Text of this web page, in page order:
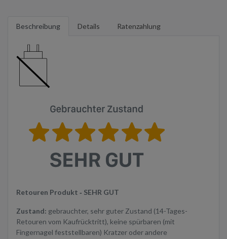
Beschreibung Details Ratenzahlung
Retouren Produkt ‐ SEHR GUT
Zustand: gebrauchter, sehr guter Zustand (14-Tages-
Retouren vom Kaufrücktritt), keine spürbaren (mit
Fingernagel feststellbaren) Kratzer oder andere